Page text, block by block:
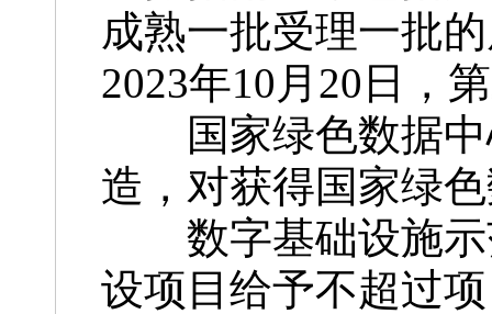
成熟一批受理一批
2023年10月20日，
国家绿色数据中
造，对获得国家绿
数字基础设施示
设项目给予不超过